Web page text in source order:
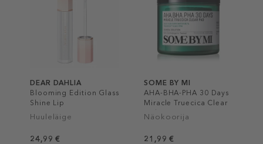
DEAR DAHLIA
Blooming Edition Glass
Shine Lip
Huuleläige
24,99 €
SOME BY MI
AHA-BHA-PHA 30 Days
Miracle Truecica Clear
Pad
Näokoorija
21,99 €